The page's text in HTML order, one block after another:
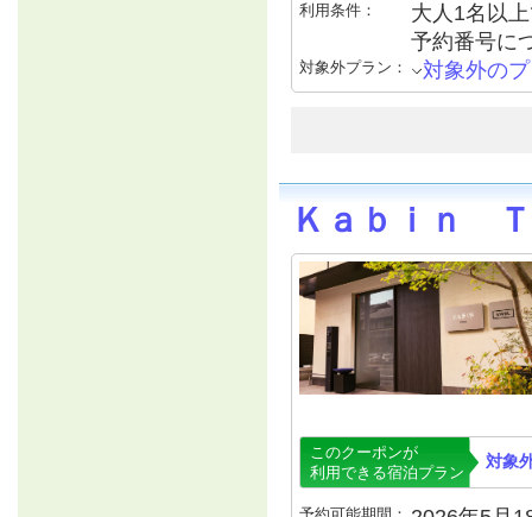
利用条件：
大人1名以
予約番号に
対象外プラン： 対象外の
Ｋａｂｉｎ
このクーポンが
利用できる宿泊プラン
対象